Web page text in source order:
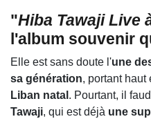
"Hiba Tawaji Live
l'album souvenir
Elle est sans doute l'une
sa génération, portant haut
Liban natal . Pourtant, il
Tawaji, qui est déjà une